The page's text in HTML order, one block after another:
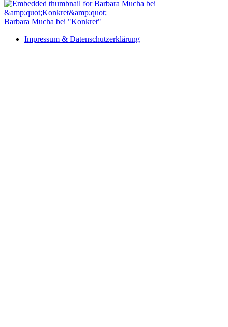
Barbara Mucha bei "Konkret"
Impressum & Datenschutzerklärung